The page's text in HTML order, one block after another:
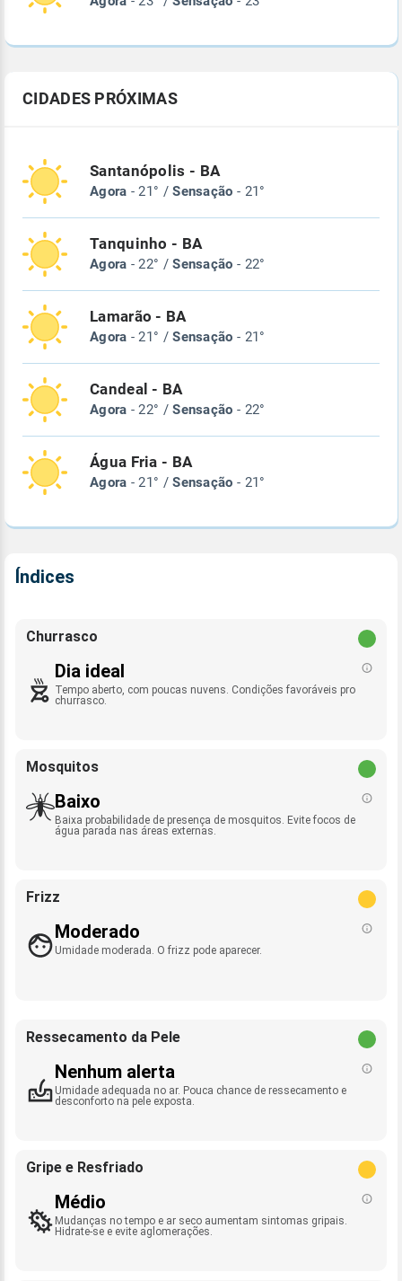
CIDADES PRÓXIMAS
Santanópolis - BA
Agora - 21° /Sensação - 21°
Tanquinho - BA
Agora - 22° /Sensação - 22°
Lamarão - BA
Agora - 21° /Sensação - 21°
Candeal - BA
Agora - 22° /Sensação - 22°
Água Fria - BA
Agora - 21° /Sensação - 21°
Índices
Churrasco
Dia ideal
Tempo aberto, com poucas nuvens. Condições favoráveis pro
churrasco.
Mosquitos
Baixo
Baixa probabilidade de presença de mosquitos. Evite focos de
água parada nas áreas externas.
Frizz
Moderado
Umidade moderada. O frizz pode aparecer.
Ressecamento da Pele
Nenhum alerta
Umidade adequada no ar. Pouca chance de ressecamento e
desconforto na pele exposta.
Gripe e Resfriado
Médio
Mudanças no tempo e ar seco aumentam sintomas gripais.
Hidrate-se e evite aglomerações.